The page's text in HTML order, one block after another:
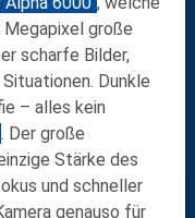
große
scharfe Bilder,
Dunkle
– alles kein
. Der große
Stärke des
und schneller
genauso für